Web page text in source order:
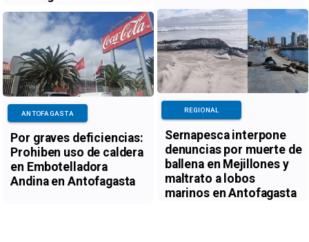
Por graves deficiencias:
Prohiben uso de caldera
en Embotelladora
Andina en Antofagasta
ANTOFAGASTA
Sernapesca interpone
denuncias por muerte de
ballena en Mejillones y
maltrato a lobos
marinos en Antofagasta
REGIONAL